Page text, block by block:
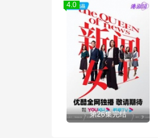
4.0
第26集完结